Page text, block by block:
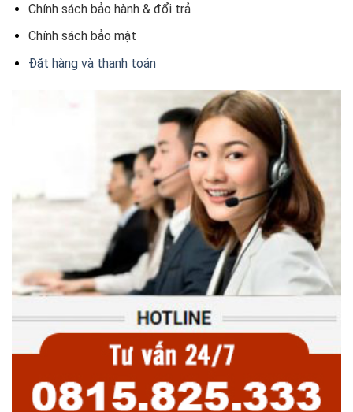
Chính sách bảo hành & đổi trả
Chính sách bảo mật
Đặt hàng và thanh toán